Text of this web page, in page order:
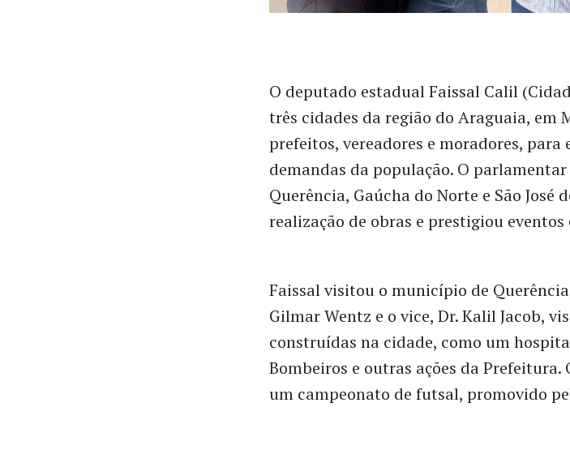
O deputado estadual Faissal Calil
três cidades da região do Araguaia, em
prefeitos, vereadores e moradores, para
demandas da população. O
Querência, Gaúcha do Norte e São José
realização de obras e prestigiou eventos
Faissal visitou o município de
Gilmar Wentz e o vice, Dr. Kalil Jacob,
construídas na cidade, como um
Bombeiros e outras ações da
um campeonato de futsal, promovido